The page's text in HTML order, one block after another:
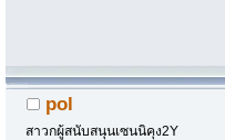
pol
สาวกผู้สนับสนุนเซนนิคุง2Y